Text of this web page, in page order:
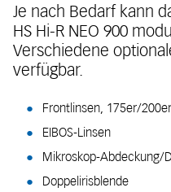
Je nach Bedarf kann
HS Hi-R NEO 900
Verschiedene
verfügbar.
Frontlinsen, 175er/200er
EIBOS-Linsen
Mikroskop-Abdeckung/
Doppelirisblende